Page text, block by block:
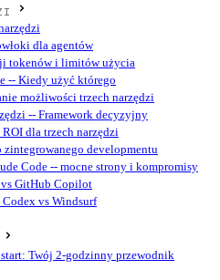
dla agentów
tokenów i limitów użycia
-- Kiedy użyć którego
możliwości trzech narzędzi
-- Framework decyzyjny
dla trzech narzędzi
zintegrowanego developmentu
Code -- mocne strony i kompromisy
GitHub Copilot
vs Windsurf
Twój 2-godzinny przewodnik